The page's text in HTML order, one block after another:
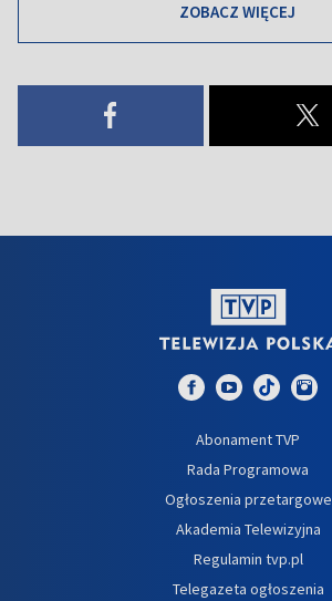
ZOBACZ WIĘCEJ
Abonament TVP
Rada Programowa
Ogłoszenia przetargowe
Akademia Telewizyjna
Regulamin tvp.pl
Telegazeta ogłoszenia